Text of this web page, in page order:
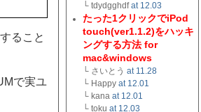
ること
で実ユ
└ tdydgghdfat 12.03
たった1クリックでiPod
touch(ver1.1.2)をハッキ
ングする方法 for
mac&windows
└ さいとう at 11.28
└ Happy at 12.01
└ kana at 12.01
└ toku at 12.03